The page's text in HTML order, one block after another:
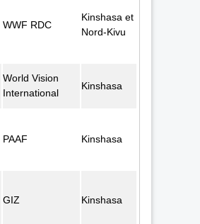
WWF RDC
Kinshasa et
Nord-Kivu
World Vision
International
Kinshasa
PAAF Kinshasa
GIZ Kinshasa